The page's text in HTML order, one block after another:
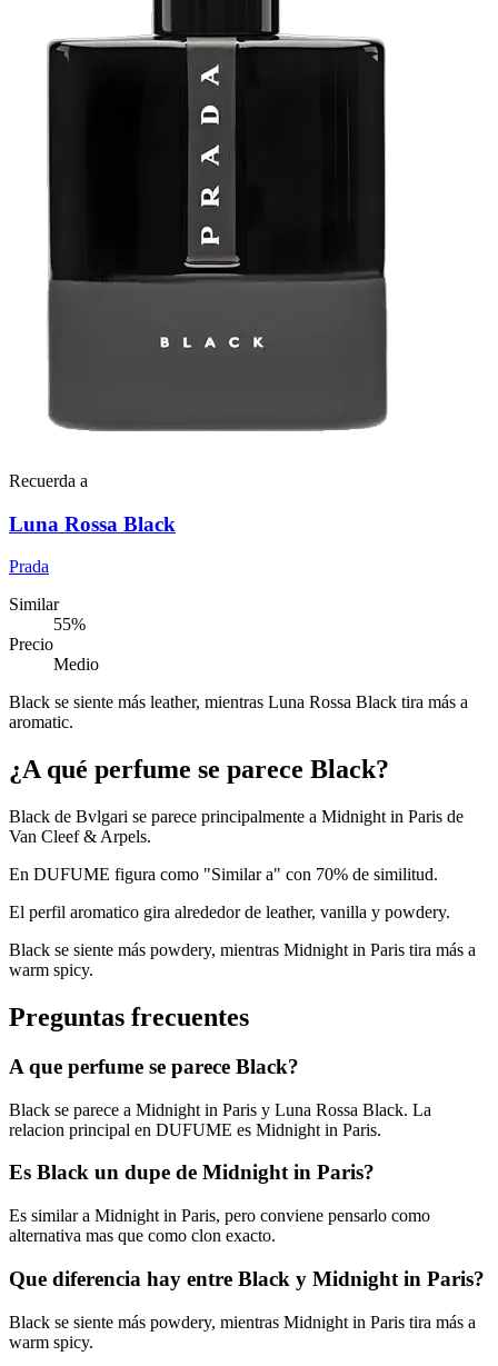
Recuerda a
Luna Rossa Black
Prada
Similar
55%
Precio
Medio
Black se siente más leather, mientras Luna Rossa Black tira más a
aromatic.
¿A qué perfume se parece Black?
Black de Bvlgari se parece principalmente a Midnight in Paris de
Van Cleef & Arpels.
En DUFUME figura como "Similar a" con 70% de similitud.
El perfil aromatico gira alrededor de leather, vanilla y powdery.
Black se siente más powdery, mientras Midnight in Paris tira más a
warm spicy.
Preguntas frecuentes
A que perfume se parece Black?
Black se parece a Midnight in Paris y Luna Rossa Black. La
relacion principal en DUFUME es Midnight in Paris.
Es Black un dupe de Midnight in Paris?
Es similar a Midnight in Paris, pero conviene pensarlo como
alternativa mas que como clon exacto.
Que diferencia hay entre Black y Midnight in Paris?
Black se siente más powdery, mientras Midnight in Paris tira más a
warm spicy.